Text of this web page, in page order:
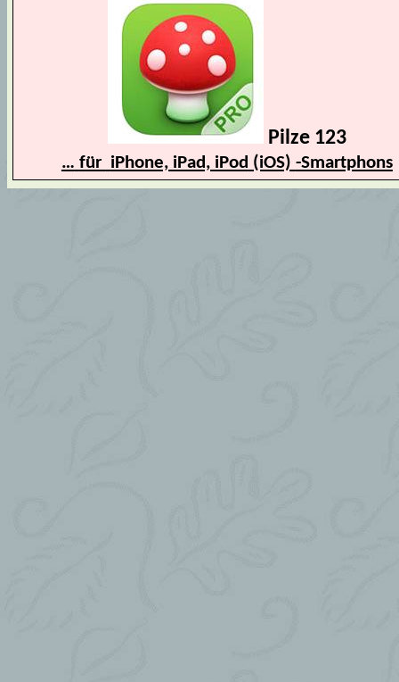
Pilze 123
… für iPhone, iPad, iPod (iOS) -Smartphons